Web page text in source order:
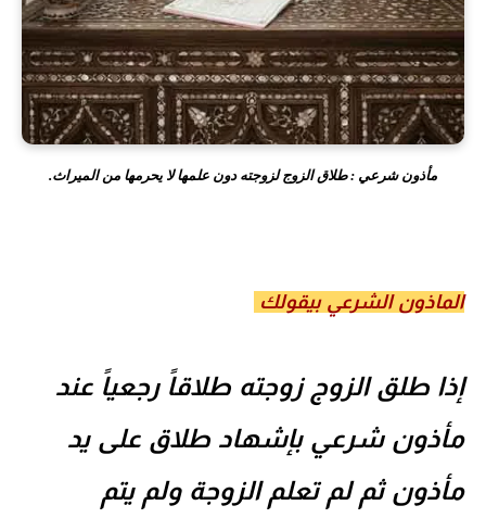
مأذون شرعي : طلاق الزوج لزوجته دون علمها لا يحرمها من الميراث.
الماذون الشرعي بيقولك
إذا طلق الزوج زوجته طلاقاً رجعياً عند
مأذون شرعي بإشهاد طلاق على يد
مأذون ثم لم تعلم الزوجة ولم يتم